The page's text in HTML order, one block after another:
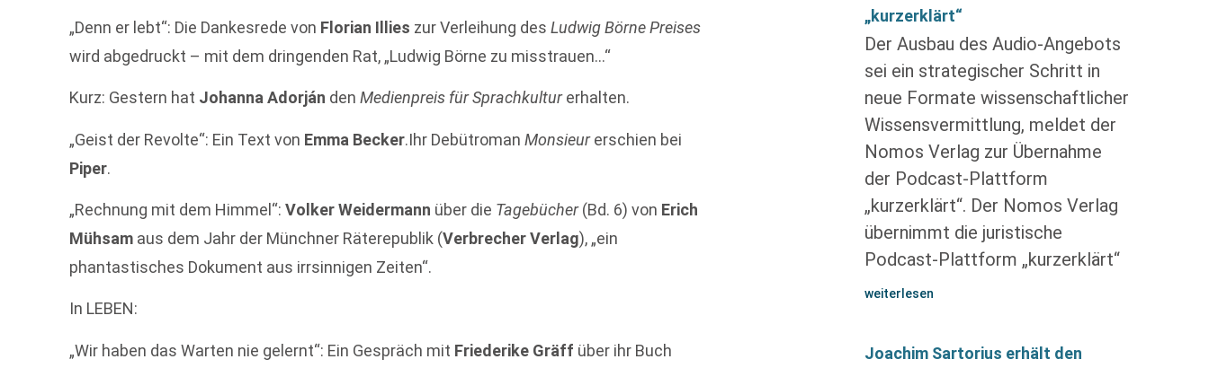
„Denn er lebt“: Die Dankesrede von Florian Illies zur Verleihung desLudwig Börne Preises
wird abgedruckt – mit dem dringenden Rat, „Ludwig Börne zu misstrauen…“
Kurz: Gestern hat Johanna Adorján denMedienpreis für Sprachkulturerhalten.
„Geist der Revolte“: Ein Text von Emma Becker.Ihr DebütromanMonsieurerschien bei
Piper.
„Rechnung mit dem Himmel“:Volker Weidermann über die Tagebücher(Bd. 6) von Erich
Mühsam aus dem Jahr der Münchner Räterepublik (Verbrecher Verlag), „ein
phantastisches Dokument aus irrsinnigen Zeiten“.
In LEBEN:
„Wir haben das Warten nie gelernt“: Ein Gespräch mit Friederike Gräff über ihr Buch
„kurzerklärt“
Der Ausbau des Audio-Angebots
sei ein strategischer Schritt in
neue Formate wissenschaftlicher
Wissensvermittlung, meldet der
Nomos Verlag zur Übernahme
der Podcast-Plattform
„kurzerklärt“. Der Nomos Verlag
übernimmt die juristische
Podcast-Plattform „kurzerklärt“
weiterlesen
Joachim Sartorius erhält den